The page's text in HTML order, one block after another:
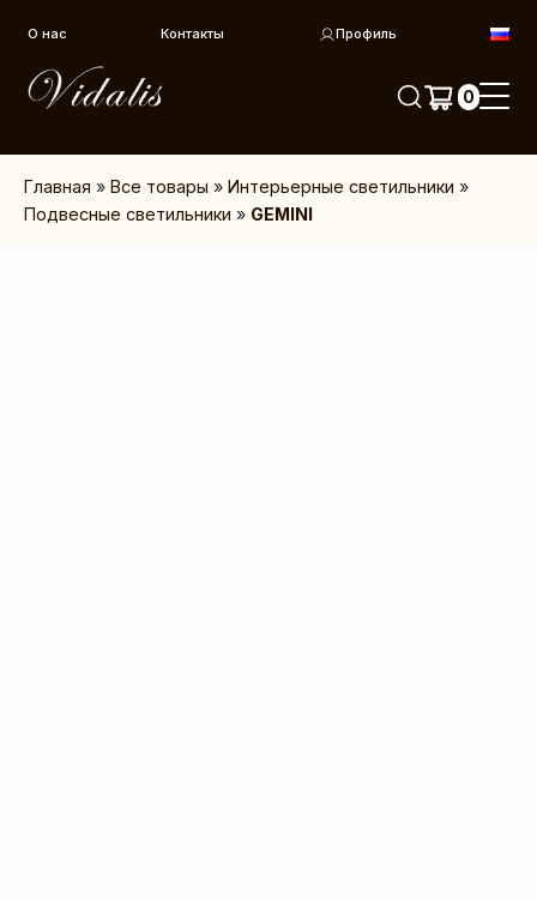
О нас Контакты Профиль
0
Главная »Все товары »Интерьерные светильники »
Подвесные светильники » GEMINI